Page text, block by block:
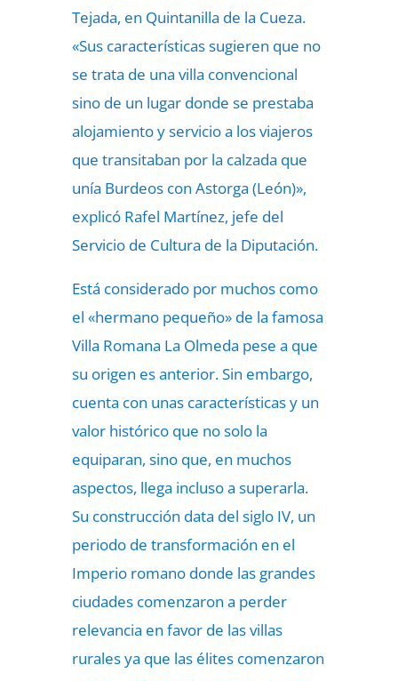
Tejada, en Quintanilla de la Cueza.
«Sus características sugieren que no
se trata de una villa convencional
sino de un lugar donde se prestaba
alojamiento y servicio a los viajeros
que transitaban por la calzada que
unía Burdeos con Astorga (León)»,
explicó Rafel Martínez, jefe del
Servicio de Cultura de la Diputación.
Está considerado por muchos como
el «hermano pequeño» de la famosa
Villa Romana La Olmeda pese a que
su origen es anterior. Sin embargo,
cuenta con unas características y un
valor histórico que no solo la
equiparan, sino que, en muchos
aspectos, llega incluso a superarla.
Su construcción data del siglo IV, un
periodo de transformación en el
Imperio romano donde las grandes
ciudades comenzaron a perder
relevancia en favor de las villas
rurales ya que las élites comenzaron